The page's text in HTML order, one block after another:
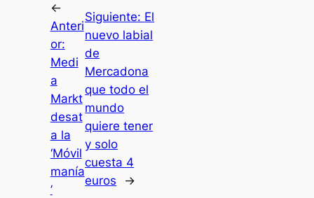
←
Anteri
or:
Medi
a
Markt
desat
a la
‘Móvil
manía
’
Siguiente: El
nuevo labial
de
Mercadona
que todo el
mundo
quiere tener
y solo
cuesta 4
euros
→